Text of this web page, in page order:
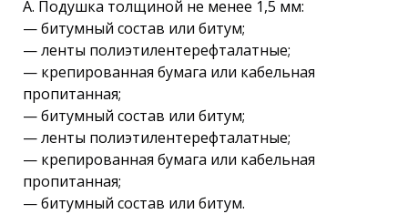
А. Подушка толщиной не менее 1,5 мм:
— битумный состав или битум;
— ленты полиэтилентерефталатные;
— крепированная бумага или кабельная
пропитанная;
— битумный состав или битум;
— ленты полиэтилентерефталатные;
— крепированная бумага или кабельная
пропитанная;
— битумный состав или битум.